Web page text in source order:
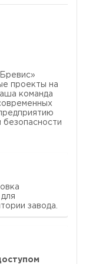
проекты на
команда
безопасности
завода.